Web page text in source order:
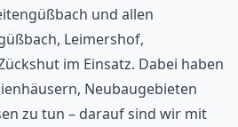
und allen
Leimershof,
im Einsatz. Dabei haben
Neubaugebieten
zu tun – darauf sind wir mit